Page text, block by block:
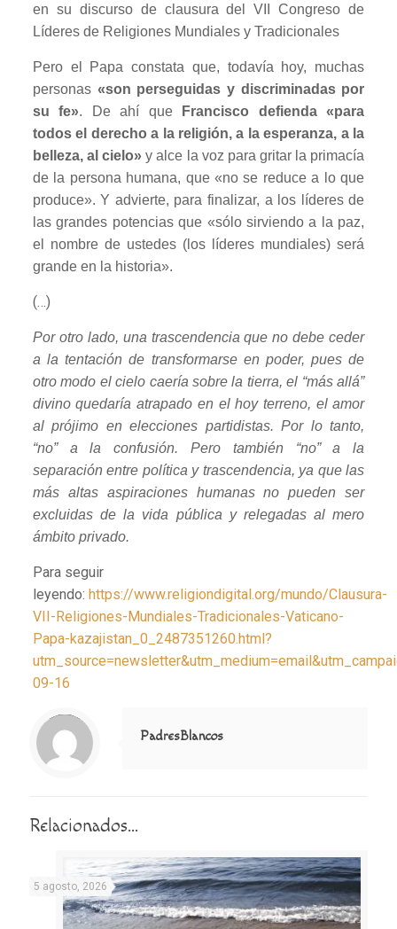
en su discurso de clausura del VII Congreso de
Líderes de Religiones Mundiales y Tradicionales
Pero el Papa constata que, todavía hoy, muchas
personas «son perseguidas y discriminadas por
su fe». De ahí que
Francisco defienda «para
todos el derecho a la religión, a la esperanza, a la
belleza, al cielo» y alce la voz para gritar la primacía
de la persona humana, que «no se reduce a lo que
produce». Y advierte, para finalizar, a los líderes de
las grandes potencias que «sólo sirviendo a la paz,
el nombre de ustedes (los líderes mundiales) será
grande en la historia».
(…)
Por otro lado, una trascendencia que no debe ceder
a la tentación de transformarse en poder, pues de
otro modo el cielo caería sobre la tierra, el “más allá”
divino quedaría atrapado en el hoy terreno, el amor
al prójimo en elecciones partidistas. Por lo tanto,
“no” a la confusión. Pero también “no” a la
separación entre política y trascendencia, ya que las
más altas aspiraciones humanas no pueden ser
excluidas de la vida pública y relegadas al mero
ámbito privado.
Para seguir
leyendo: https://www.religiondigital.org/mundo/Clausura-
VII-Religiones-Mundiales-Tradicionales-Vaticano-
Papa-kazajistan_0_2487351260.html?
09-16
Notice
: Trying to access array offset on value of type null in
/home/misioner/public_html/padresblancos/themes/betheme/includes/content-single.php
on line
286
PadresBlancos
Relacionados...
5 agosto, 2026